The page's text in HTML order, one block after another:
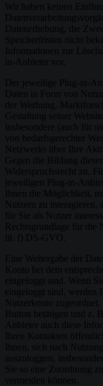
Wir haben keinen
Datenerhebung, die
Speicherfristen nicht
Informationen zur
in-Anbieter vor.
Der jeweilige Plug-in-
Daten in Form von
der Werbung,
Gestaltung seiner
insbesondere (auch für
von bedarfsgerechter
Netzwerks über Ihre
Gegen die Bildung
Widerspruchsrecht zu.
jeweiligen Plug-in-
Ihnen die Möglichkeit,
Nutzern zu interagieren,
für Sie als Nutzer
Rechtsgrundlage für die
lit. f) DS-GVO.
Eine Weitergabe der
Konto bei dem
eingeloggt sind. Wenn
eingeloggt sind, werden
Nutzerkonto
Button betätigen und z.
Anbieter auch diese
Ihren Kontakten
Ihnen, sich nach
auszuloggen,
Sie so eine Zuordnung
vermeiden können.